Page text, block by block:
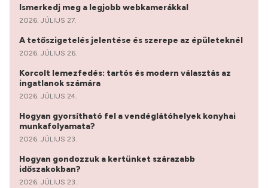
Ismerkedj meg a legjobb webkamerákkal
2026. JÚLIUS 27.
A tetőszigetelés jelentése és szerepe az épületeknél
2026. JÚLIUS 26.
Korcolt lemezfedés: tartós és modern választás az
ingatlanok számára
2026. JÚLIUS 24.
Hogyan gyorsítható fel a vendéglátóhelyek konyhai
munkafolyamata?
2026. JÚLIUS 23.
Hogyan gondozzuk a kertünket szárazabb
időszakokban?
2026. JÚLIUS 23.